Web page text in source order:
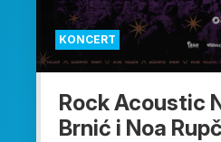
KONCERT
Rock Acoustic
Brnić i Noa